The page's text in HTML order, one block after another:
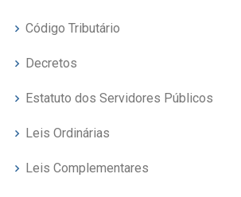
Código Tributário
Decretos
Estatuto dos Servidores Públicos
Leis Ordinárias
Leis Complementares